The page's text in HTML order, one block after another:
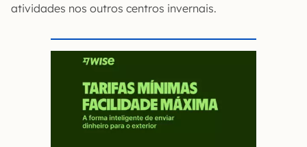
atividades nos outros centros invernais.